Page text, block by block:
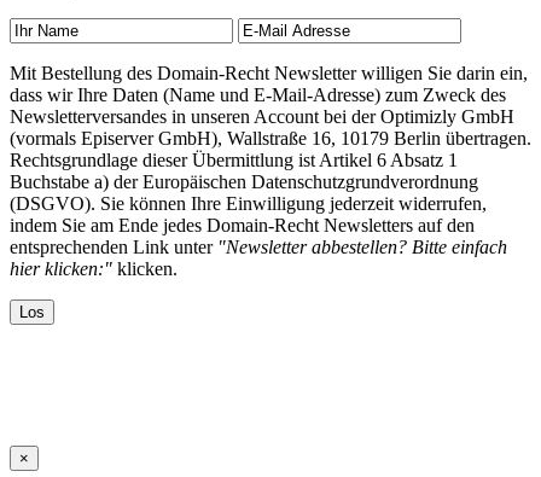
Mit Bestellung des Domain-Recht Newsletter willigen Sie darin ein,
dass wir Ihre Daten (Name und E-Mail-Adresse) zum Zweck des
Newsletterversandes in unseren Account bei der Optimizly GmbH
(vormals Episerver GmbH), Wallstraße 16, 10179 Berlin übertragen.
Rechtsgrundlage dieser Übermittlung ist Artikel 6 Absatz 1
Buchstabe a) der Europäischen Datenschutzgrundverordnung
(DSGVO). Sie können Ihre Einwilligung jederzeit widerrufen,
indem Sie am Ende jedes Domain-Recht Newsletters auf den
entsprechenden Link unter "Newsletter abbestellen? Bitte einfach
hier klicken:" klicken.
×